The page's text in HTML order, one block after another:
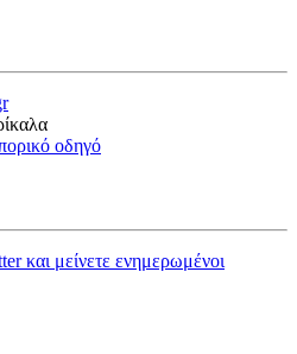
οδηγό
και μείνετε ενημερωμένοι